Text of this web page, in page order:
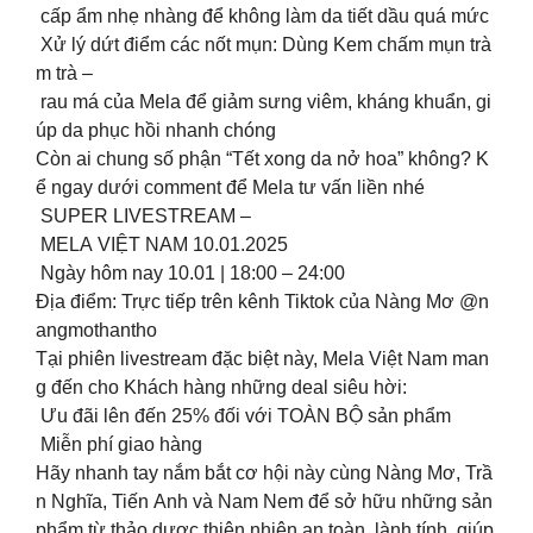
cấp ẩm nhẹ nhàng để không làm da tiết dầu quá mức
Xử lý dứt điểm các nốt mụn: Dùng Kem chấm mụn trà
m trà –
rau má của Mela để giảm sưng viêm, kháng khuẩn, gi
úp da phục hồi nhanh chóng
Còn ai chung số phận “Tết xong da nở hoa” không? K
ể ngay dưới comment để Mela tư vấn liền nhé
SUPER LIVESTREAM –
MELA VIỆT NAM 10.01.2025
Ngày hôm nay 10.01 | 18:00 – 24:00
Địa điểm: Trực tiếp trên kênh Tiktok của Nàng Mơ @n
angmothantho
Tại phiên livestream đặc biệt này, Mela Việt Nam man
g đến cho Khách hàng những deal siêu hời:
Ưu đãi lên đến 25% đối với TOÀN BỘ sản phẩm
Miễn phí giao hàng
Hãy nhanh tay nắm bắt cơ hội này cùng Nàng Mơ, Trầ
n Nghĩa, Tiến Anh và Nam Nem để sở hữu những sản